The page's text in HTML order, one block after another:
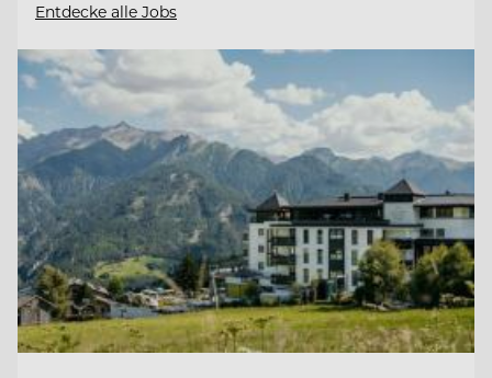
Entdecke alle Jobs